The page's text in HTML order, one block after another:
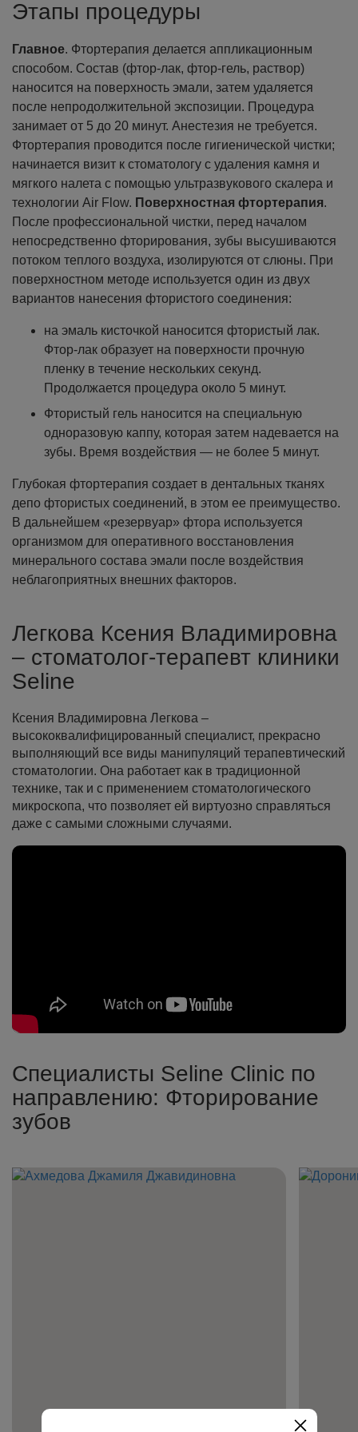
Этапы процедуры
Главное. Фтортерапия делается аппликационным
способом. Состав (фтор-лак, фтор-гель, раствор)
наносится на поверхность эмали, затем удаляется
после непродолжительной экспозиции. Процедура
занимает от 5 до 20 минут. Анестезия не требуется.
Фтортерапия проводится после гигиенической чистки;
начинается визит к стоматологу с удаления камня и
мягкого налета с помощью ультразвукового скалера и
технологии Air Flow. Поверхностная фтортерапия.
После профессиональной чистки, перед началом
непосредственно фторирования, зубы высушиваются
потоком теплого воздуха, изолируются от слюны. При
поверхностном методе используется один из двух
вариантов нанесения фтористого соединения:
на эмаль кисточкой наносится фтористый лак.
Фтор-лак образует на поверхности прочную
пленку в течение нескольких секунд.
Продолжается процедура около 5 минут.
Фтористый гель наносится на специальную
одноразовую каппу, которая затем надевается на
зубы. Время воздействия — не более 5 минут.
Глубокая фтортерапия создает в дентальных тканях
депо фтористых соединений, в этом ее преимущество.
В дальнейшем «резервуар» фтора используется
организмом для оперативного восстановления
минерального состава эмали после воздействия
неблагоприятных внешних факторов.
Легкова Ксения Владимировна
– стоматолог-терапевт клиники
Seline
Ксения Владимировна Легкова –
высококвалифицированный специалист, прекрасно
выполняющий все виды манипуляций терапевтический
стоматологии. Она работает как в традиционной
технике, так и с применением стоматологического
микроскопа, что позволяет ей виртуозно справляться
даже с самыми сложными случаями.
Специалисты Seline Clinic по
направлению: Фторирование
зубов